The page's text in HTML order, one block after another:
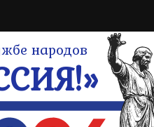
народов